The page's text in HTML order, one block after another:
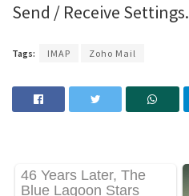
Send / Receive Settings.
Tags: IMAP Zoho Mail